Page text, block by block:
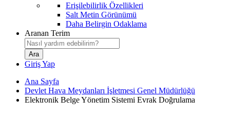
Erişilebilirlik Özellikleri
Salt Metin Görünümü
Daha Belirgin Odaklama
Aranan Terim
Giriş Yap
Ana Sayfa
Devlet Hava Meydanları İşletmesi Genel Müdürlüğü
Elektronik Belge Yönetim Sistemi Evrak Doğrulama